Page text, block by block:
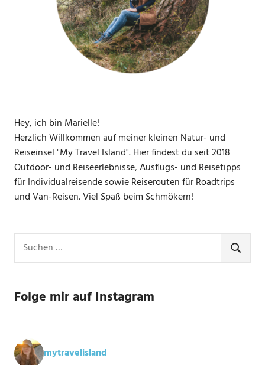
Hey, ich bin Marielle!
Herzlich Willkommen auf meiner kleinen Natur- und
Reiseinsel "My Travel Island". Hier findest du seit 2018
Outdoor- und Reiseerlebnisse, Ausflugs- und Reisetipps
für Individualreisende sowie Reiserouten für Roadtrips
und Van-Reisen. Viel Spaß beim Schmökern!
nach:
SUCHEN
Folge mir auf Instagram
mytravelisland